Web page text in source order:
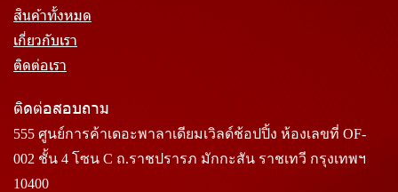
สินค้าทั้งหมด
เกี่ยวกับเรา
ติดต่อเรา
ติดต่อสอบถาม
555 ศูนย์การค้าเดอะพาลาเดียมเวิลด์ช้อปปิ้ง ห้องเลขที่ OF-
002 ชั้น 4 โซน C ถ.ราชปรารภ มักกะสัน ราชเทวี กรุงเทพฯ
10400